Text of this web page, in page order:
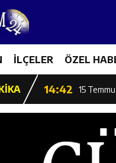
İLÇELER ÖZEL
14:43 ETSO
14:42 15
11:52 Burhan